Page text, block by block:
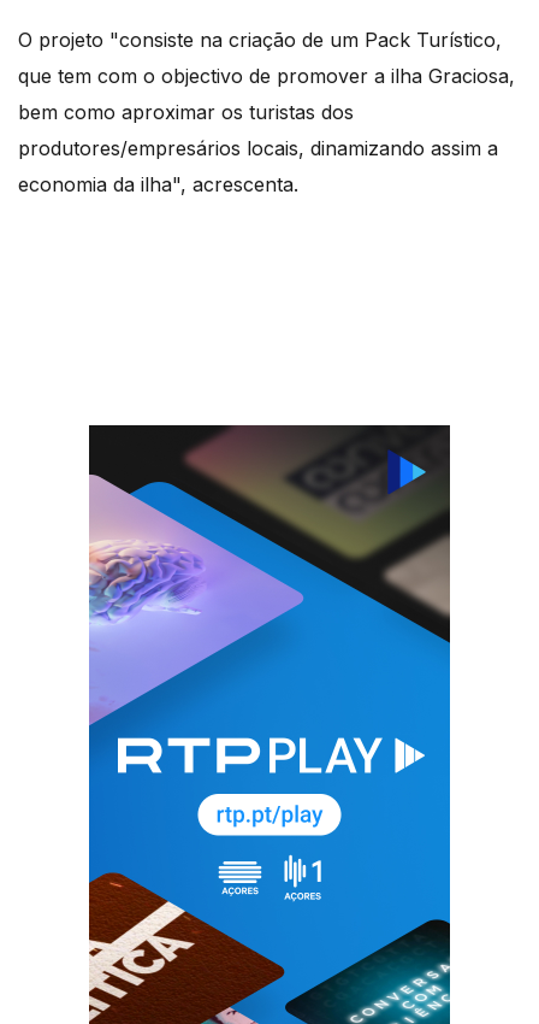
O projeto "consiste na criação de um Pack Turístico,
que tem com o objectivo de promover a ilha Graciosa,
bem como aproximar os turistas dos
produtores/empresários locais, dinamizando assim a
economia da ilha", acrescenta.